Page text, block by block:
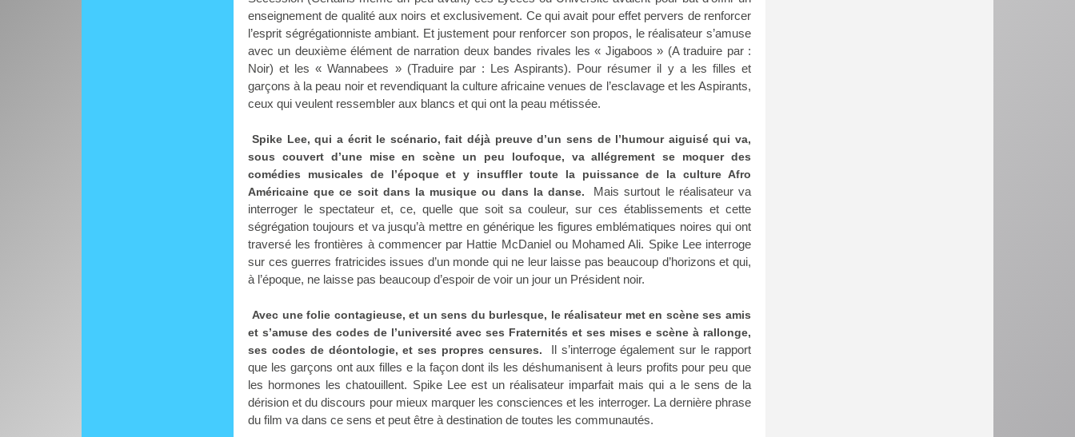
enseignement de qualité aux noirs et exclusivement. Ce qui avait pour effet pervers de renforcer
l’esprit ségrégationniste ambiant. Et justement pour renforcer son propos, le réalisateur s’amuse
avec un deuxième élément de narration deux bandes rivales les « Jigaboos » (A traduire par :
Noir) et les « Wannabees » (Traduire par : Les Aspirants). Pour résumer il y a les filles et
garçons à la peau noir et revendiquant la culture africaine venues de l’esclavage et les Aspirants,
ceux qui veulent ressembler aux blancs et qui ont la peau métissée.
Spike Lee, qui a écrit le scénario, fait déjà preuve d’un sens de l’humour aiguisé qui va,
sous couvert d’une mise en scène un peu loufoque, va allégrement se moquer des
comédies musicales de l’époque et y insuffler toute la puissance de la culture Afro
Américaine que ce soit dans la musique ou dans la danse.
Mais surtout le réalisateur va
interroger le spectateur et, ce, quelle que soit sa couleur, sur ces établissements et cette
ségrégation toujours et va jusqu’à mettre en générique les figures emblématiques noires qui ont
traversé les frontières à commencer par Hattie McDaniel ou Mohamed Ali. Spike Lee interroge
sur ces guerres fratricides issues d’un monde qui ne leur laisse pas beaucoup d’horizons et qui,
à l’époque, ne laisse pas beaucoup d’espoir de voir un jour un Président noir.
Avec une folie contagieuse, et un sens du burlesque, le réalisateur met en scène ses amis
et s’amuse des codes de l’université avec ses Fraternités et ses mises e scène à rallonge,
ses codes de déontologie, et ses propres censures.
Il s’interroge également sur le rapport
que les garçons ont aux filles e la façon dont ils les déshumanisent à leurs profits pour peu que
les hormones les chatouillent. Spike Lee est un réalisateur imparfait mais qui a le sens de la
dérision et du discours pour mieux marquer les consciences et les interroger. La dernière phrase
du film va dans ce sens et peut être à destination de toutes les communautés.